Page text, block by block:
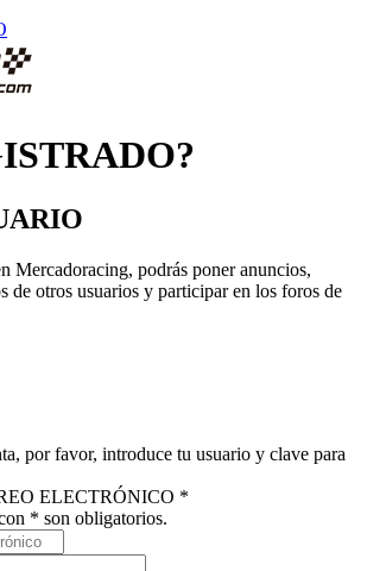
Mercadoracing, podrás poner anuncios,
de otros usuarios y participar en los foros de
por favor, introduce tu usuario y clave para
ELECTRÓNICO *
* son obligatorios.